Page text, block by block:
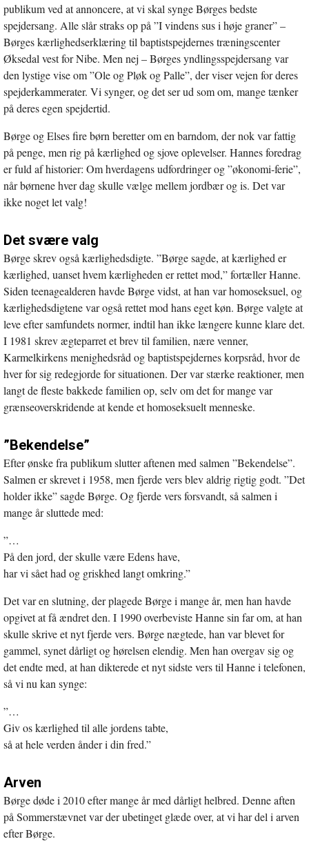
publikum ved at annoncere, at vi skal synge Børges bedste
spejdersang. Alle slår straks op på ”I vindens sus i høje graner” –
Børges kærlighedserklæring til baptistspejdernes træningscenter
Øksedal vest for Nibe. Men nej – Børges yndlingsspejdersang var
den lystige vise om ”Ole og Pløk og Palle”, der viser vejen for deres
spejderkammerater. Vi synger, og det ser ud som om, mange tænker
på deres egen spejdertid.
Børge og Elses fire børn beretter om en barndom, der nok var fattig
på penge, men rig på kærlighed og sjove oplevelser. Hannes foredrag
er fuld af historier: Om hverdagens udfordringer og ”økonomi-ferie”,
når børnene hver dag skulle vælge mellem jordbær og is. Det var
ikke noget let valg!
Det svære valg
Børge skrev også kærlighedsdigte. ”Børge sagde, at kærlighed er
kærlighed, uanset hvem kærligheden er rettet mod,” fortæller Hanne.
Siden teenagealderen havde Børge vidst, at han var homoseksuel, og
kærlighedsdigtene var også rettet mod hans eget køn. Børge valgte at
leve efter samfundets normer, indtil han ikke længere kunne klare det.
I 1981 skrev ægteparret et brev til familien, nære venner,
Karmelkirkens menighedsråd og baptistspejdernes korpsråd, hvor de
hver for sig redegjorde for situationen. Der var stærke reaktioner, men
langt de fleste bakkede familien op, selv om det for mange var
grænseoverskridende at kende et homoseksuelt menneske.
”Bekendelse”
Efter ønske fra publikum slutter aftenen med salmen ”Bekendelse”.
Salmen er skrevet i 1958, men fjerde vers blev aldrig rigtig godt. ”Det
holder ikke” sagde Børge. Og fjerde vers forsvandt, så salmen i
mange år sluttede med:
”…
På den jord, der skulle være Edens have,
har vi sået had og griskhed langt omkring.”
Det var en slutning, der plagede Børge i mange år, men han havde
opgivet at få ændret den. I 1990 overbeviste Hanne sin far om, at han
skulle skrive et nyt fjerde vers. Børge nægtede, han var blevet for
gammel, synet dårligt og hørelsen elendig. Men han overgav sig og
det endte med, at han dikterede et nyt sidste vers til Hanne i telefonen,
så vi nu kan synge:
”…
Giv os kærlighed til alle jordens tabte,
så at hele verden ånder i din fred.”
Arven
Børge døde i 2010 efter mange år med dårligt helbred. Denne aften
på Sommerstævnet var der ubetinget glæde over, at vi har del i arven
efter Børge.